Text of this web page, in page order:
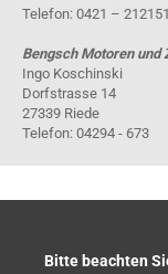
Telefon: 0421 – 212151
Bengsch Motoren
Ingo Koschinski
Dorfstrasse 14
27339 Riede
Telefon: 04294 - 673
Bitte beachten